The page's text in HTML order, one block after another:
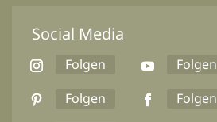
Social Media
Folgen
Folgen
Folgen
Folgen